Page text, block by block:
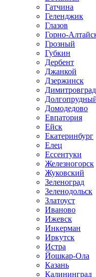
Гатчина
Геленджик
Глазов
Горно-
Грозный
Губкин
Дербент
Джанкой
Дзержинск
Димитровград
Домодедово
Евпатория
Ейск
Екатеринбург
Елец
Ессентуки
Железногорск
Жуковский
Зеленоград
Зеленодольск
Златоуст
Иваново
Ижевск
Инкерман
Иркутск
Истра
Йошкар-Ола
Казань
Калининград